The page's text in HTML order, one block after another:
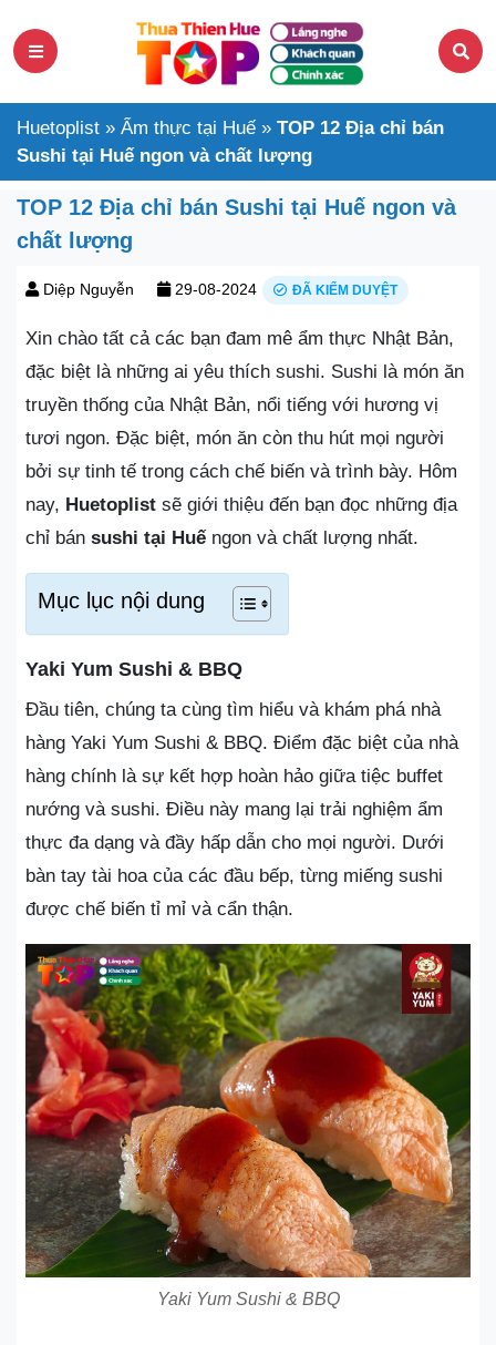
Huetoplist » Ẩm thực tại Huế » TOP 12 Địa chỉ bán
Sushi tại Huế ngon và chất lượng
TOP 12 Địa chỉ bán Sushi tại Huế ngon và
chất lượng
Diệp Nguyễn 29-08-2024 ĐÃ KIỂM DUYỆT
Xin chào tất cả các bạn đam mê ẩm thực Nhật Bản,
đặc biệt là những ai yêu thích sushi. Sushi là món ăn
truyền thống của Nhật Bản, nổi tiếng với hương vị
tươi ngon. Đặc biệt, món ăn còn thu hút mọi người
bởi sự tinh tế trong cách chế biến và trình bày. Hôm
nay, Huetoplist sẽ giới thiệu đến bạn đọc những địa
chỉ bán sushi tại Huếngon và chất lượng nhất.
Mục lục nội dung
Yaki Yum Sushi & BBQ
Đầu tiên, chúng ta cùng tìm hiểu và khám phá nhà
hàng Yaki Yum Sushi & BBQ. Điểm đặc biệt của nhà
hàng chính là sự kết hợp hoàn hảo giữa tiệc buffet
nướng và sushi. Điều này mang lại trải nghiệm ẩm
thực đa dạng và đầy hấp dẫn cho mọi người. Dưới
bàn tay tài hoa của các đầu bếp, từng miếng sushi
được chế biến tỉ mỉ và cẩn thận.
Yaki Yum Sushi & BBQ